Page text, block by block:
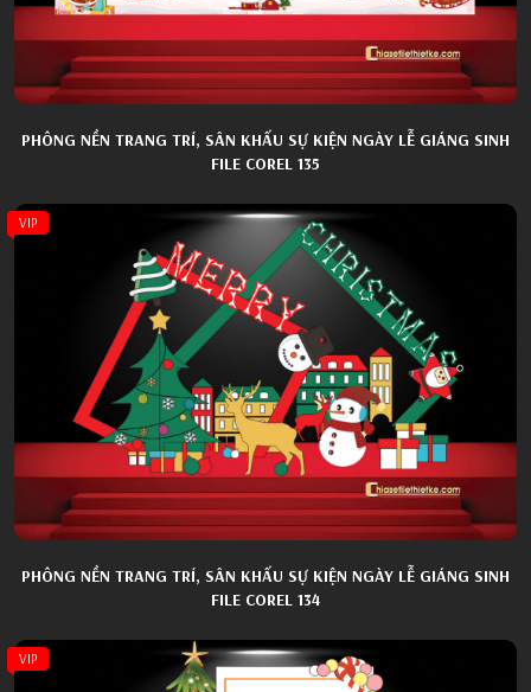
PHÔNG NỀN TRANG TRÍ, SÂN KHẤU SỰ KIỆN NGÀY LỄ GIÁNG SINH
FILE COREL 135
VIP
PHÔNG NỀN TRANG TRÍ, SÂN KHẤU SỰ KIỆN NGÀY LỄ GIÁNG SINH
FILE COREL 134
VIP